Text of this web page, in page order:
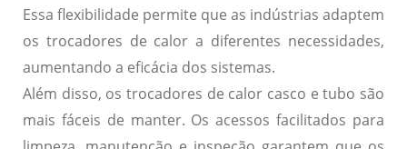
Essa flexibilidade permite que as indústrias adaptem
os trocadores de calor a diferentes necessidades,
aumentando a eficácia dos sistemas.
Além disso, os trocadores de calor casco e tubo são
mais fáceis de manter. Os acessos facilitados para